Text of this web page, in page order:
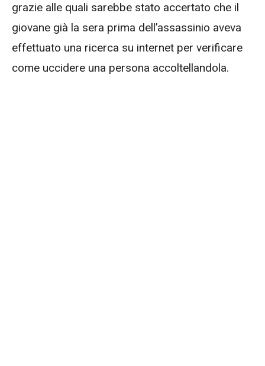
grazie alle quali sarebbe stato accertato che il
giovane già la sera prima dell’assassinio aveva
effettuato una ricerca su internet per verificare
come uccidere una persona accoltellandola.